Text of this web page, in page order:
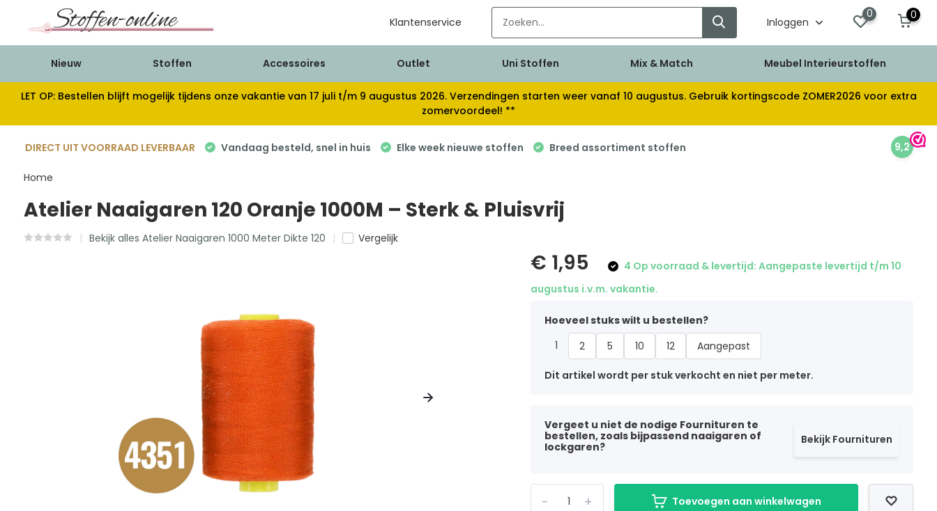
Klantenservice Inloggen
0 0
Nieuw Stoffen Accessoires Outlet Uni Stoffen Mix & Match Meubel Interieurstoffen
LET OP: Bestellen blijft mogelijk tijdens onze vakantie van 17 juli t/m 9 augustus 2026. Verzendingen starten weer vanaf 10 augustus. Gebruik kortingscode ZOMER2026 voor extra
zomervoordeel! **
DIRECT UIT VOORRAAD LEVERBAAR Vandaag besteld, snel in huis Elke week nieuwe stoffen Breed assortiment stoffen 9,2
Home
Atelier Naaigaren 120 Oranje 1000M – Sterk & Pluisvrij
Bekijk alles Atelier Naaigaren 1000 Meter Dikte 120 Vergelijk
€ 1,95
4 Op voorraad & levertijd: Aangepaste levertijd t/m 10
augustus i.v.m. vakantie.
Hoeveel stuks wilt u bestellen?
1
2 5 10 12 Aangepast
Dit artikel wordt per stuk verkocht en niet per meter.
Vergeet u niet de nodige Fournituren te
bestellen, zoals bijpassend naaigaren of
lockgaren?
Bekijk Fournituren
+
- Toevoegen aan winkelwagen